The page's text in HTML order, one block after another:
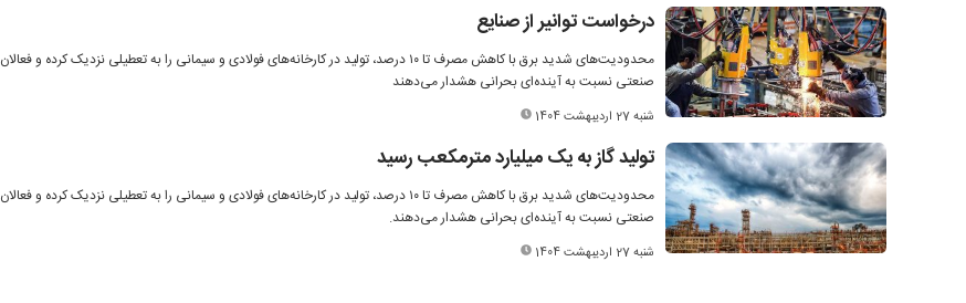
درخواست توانیر از صنایع
محدودیت‌های شدید برق با کاهش مصرف تا ۱۰ درصد، تولید در کارخانه‌های فولادی و سیمانی را به تعطیلی نزدیک کرده و فعالان
صنعتی نسبت به آینده‌ای بحرانی هشدار می‌دهند
شنبه 27 اردیبهشت 1404
تولید گاز به یک میلیارد مترمکعب رسید
محدودیت‌های شدید برق با کاهش مصرف تا ۱۰ درصد، تولید در کارخانه‌های فولادی و سیمانی را به تعطیلی نزدیک کرده و فعالان
صنعتی نسبت به آینده‌ای بحرانی هشدار می‌دهند.
شنبه 27 اردیبهشت 1404